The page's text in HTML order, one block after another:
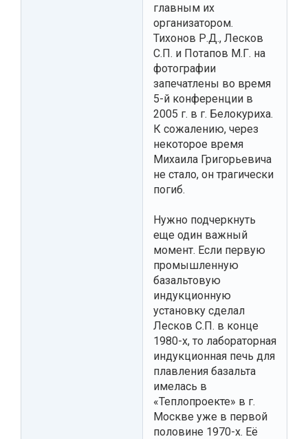
главным их
организатором.
Тихонов Р.Д., Лесков
С.П. и Потапов М.Г. на
фотографии
запечатлены во время
5-й конференции в
2005 г. в г. Белокуриха.
К сожалению, через
некоторое время
Михаила Григорьевича
не стало, он трагически
погиб.
Нужно подчеркнуть
еще один важный
момент. Если первую
промышленную
базальтовую
индукционную
установку сделал
Лесков С.П. в конце
1980-х, то лабораторная
индукционная печь для
плавления базальта
имелась в
«Теплопроекте» в г.
Москве уже в первой
половине 1970-х. Её